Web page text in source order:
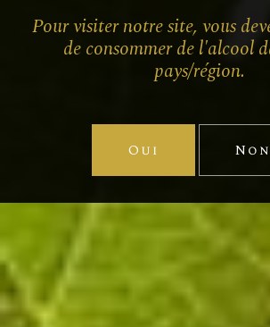
Pour visiter notre site, vous
de consommer de l'alcool
pays/région.
Oui Non
Une cuvée de belle facture qui
accompagné un apéritif ou un
à découvrir